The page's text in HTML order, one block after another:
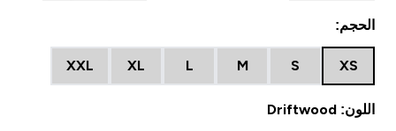
الحجم:
XS
S
M
L
XL
XXL
اللون: Driftwood